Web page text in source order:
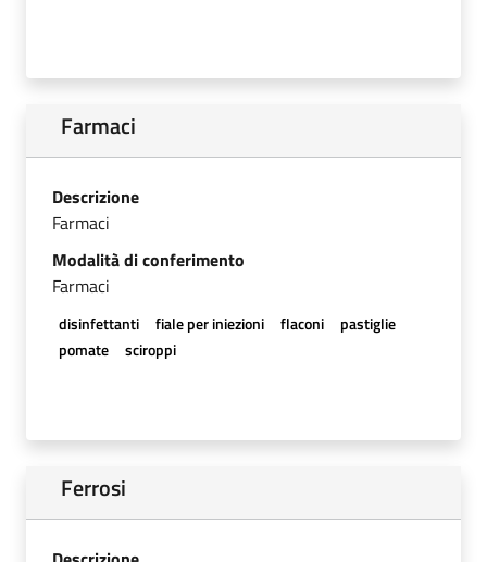
Farmaci
Descrizione
Farmaci
Modalità di conferimento
Farmaci
disinfettanti fiale per iniezioni flaconi
pastiglie
pomate
sciroppi
Ferrosi